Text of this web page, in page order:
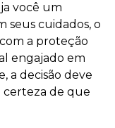
você um
seus cuidados, o
a proteção
engajado em
a decisão deve
certeza de que